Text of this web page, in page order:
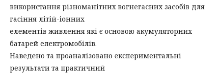
використання різноманітних вогнегасних засобів для
гасіння літій-іонних
елементів живлення які є основою акумуляторних
батарей електромобілів.
Наведено та проаналізовано експериментальні
результати та практичний